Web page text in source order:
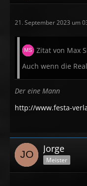
21. September 2023 um
Zitat von Max
Auch wenn die
Der eine Mann
http://www.festa-
Jorge
Meister